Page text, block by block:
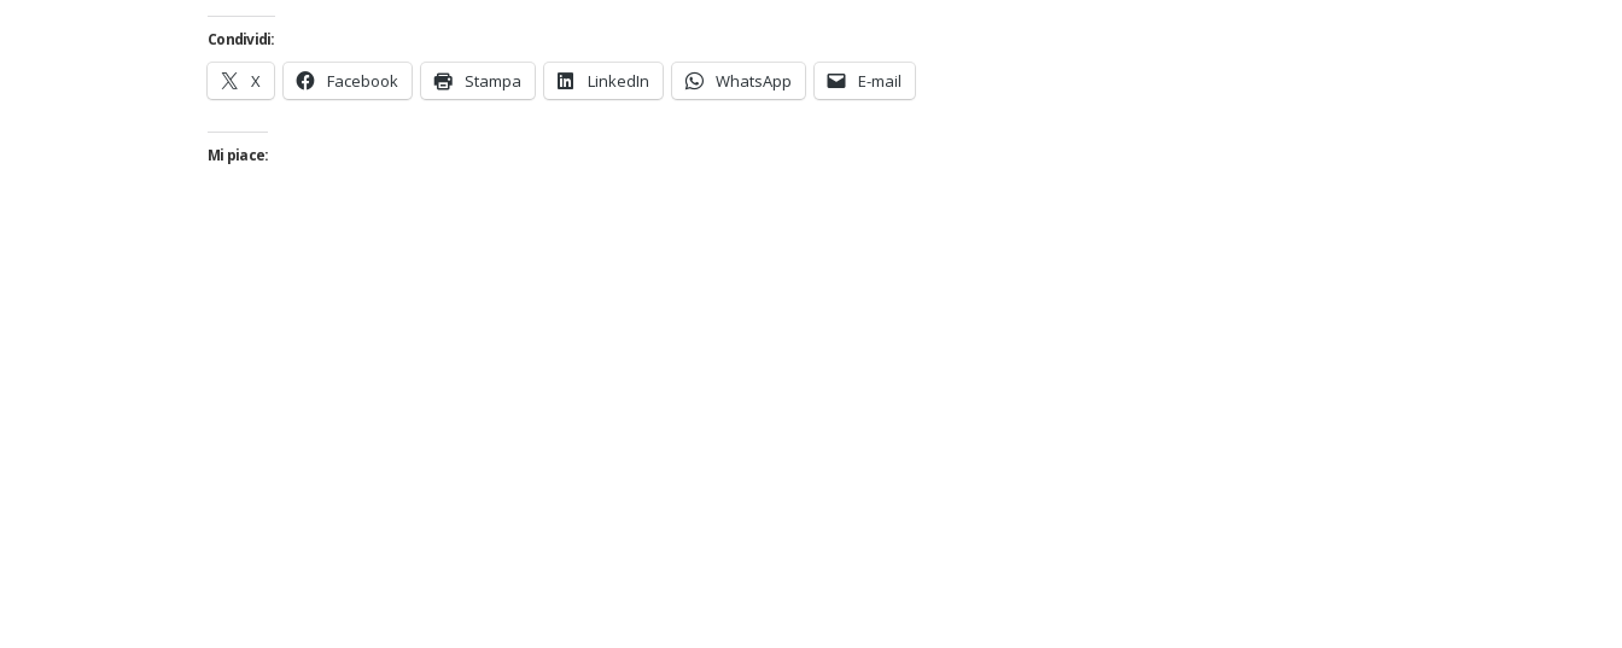
Condividi:
X Facebook Stampa LinkedIn WhatsApp E-mail
Mi piace: